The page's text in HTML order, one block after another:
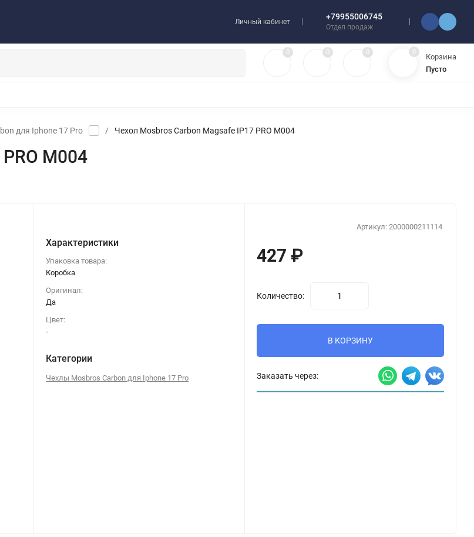
Личный кабинет
+79955006745
Отдел продаж
0 0 0 0
Корзина
Пусто
для Iphone 17 Pro / Чехол Mosbros Carbon Magsafe IP17 PRO M004
M004
Характеристики
Упаковка товара:
Коробка
Оригинал:
Да
Цвет:
-
Категории
Чехлы Mosbros Carbon для Iphone 17 Pro
Артикул: 2000000211114
427 ₽
Количество:
В КОРЗИНУ
Заказать через: